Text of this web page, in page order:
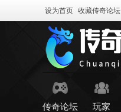
设为首页 收藏传奇论坛
传奇论坛 玩家